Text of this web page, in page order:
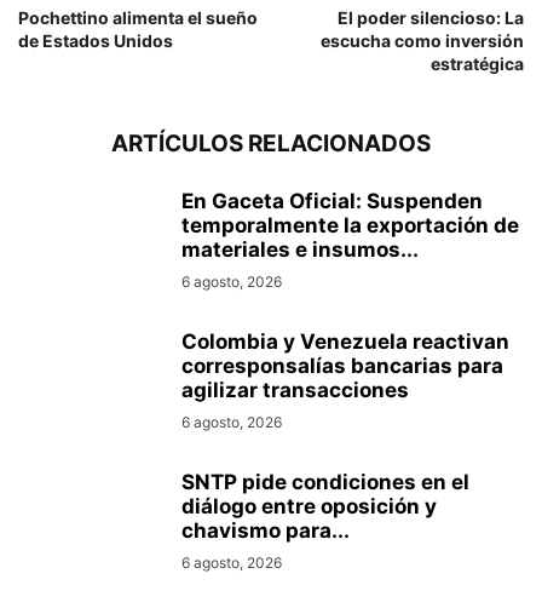
Pochettino alimenta el sueño
de Estados Unidos
El poder silencioso: La
escucha como inversión
estratégica
ARTÍCULOS RELACIONADOS
En Gaceta Oficial: Suspenden
temporalmente la exportación de
materiales e insumos...
6 agosto, 2026
Colombia y Venezuela reactivan
corresponsalías bancarias para
agilizar transacciones
6 agosto, 2026
SNTP pide condiciones en el
diálogo entre oposición y
chavismo para...
6 agosto, 2026